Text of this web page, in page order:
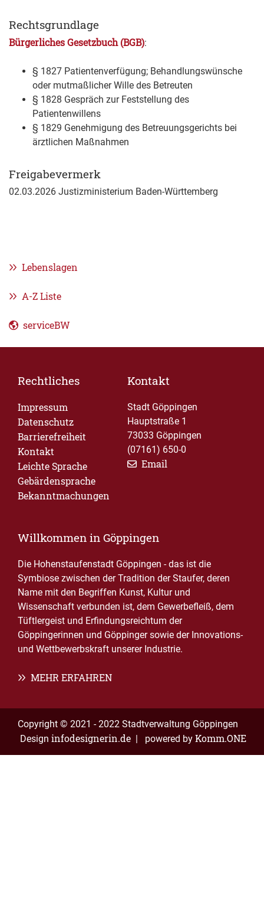
Rechtsgrundlage
Bürgerliches Gesetzbuch (BGB):
§ 1827 Patientenverfügung; Behandlungswünsche
oder mutmaßlicher Wille des Betreuten
§ 1828 Gespräch zur Feststellung des
Patientenwillens
§ 1829 Genehmigung des Betreuungsgerichts bei
ärztlichen Maßnahmen
Freigabevermerk
02.03.2026 Justizministerium Baden-Württemberg
Lebenslagen
A-Z Liste
serviceBW
Rechtliches
Impressum
Datenschutz
Barrierefreiheit
Kontakt
Leichte Sprache
Gebärdensprache
Bekanntmachungen
Kontakt
Stadt Göppingen
Hauptstraße 1
73033 Göppingen
(07161) 650-0
Email
Willkommen in Göppingen
Die Hohenstaufenstadt Göppingen - das ist die
Symbiose zwischen der Tradition der Staufer, deren
Name mit den Begriffen Kunst, Kultur und
Wissenschaft verbunden ist, dem Gewerbefleiß, dem
Tüftlergeist und Erfindungsreichtum der
Göppingerinnen und Göppinger sowie der Innovations-
und Wettbewerbskraft unserer Industrie.
MEHR ERFAHREN
Copyright © 2021 - 2022 Stadtverwaltung Göppingen
Design infodesignerin.de | powered by Komm.ONE